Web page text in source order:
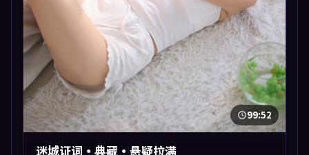
99:52
迷城证词·典藏·悬疑拉满